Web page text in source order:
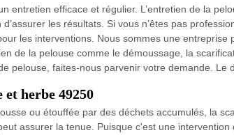
entretien efficace et régulier. L’entretien de la
les résultats. Si vous n’êtes pas
les interventions. Nous sommes une entreprise
de la pelouse comme le démoussage, la
pelouse, faites-nous parvenir votre demande. Le
et herbe 49250
ou étouffée par des déchets accumulés, la
assurer la tenue. Puisque c'est une intervention